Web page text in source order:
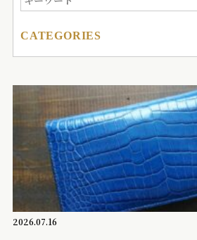
2026.07.16
CATEGORIES